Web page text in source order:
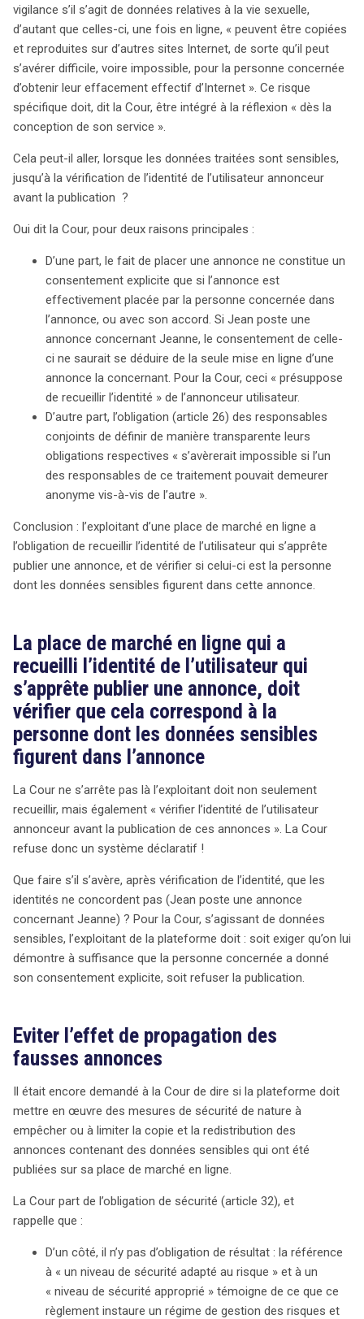
vigilance s’il s’agit de données relatives à la vie sexuelle,
d’autant que celles-ci, une fois en ligne, « peuvent être copiées
et reproduites sur d’autres sites Internet, de sorte qu’il peut
s’avérer difficile, voire impossible, pour la personne concernée
d’obtenir leur effacement effectif d’Internet ». Ce risque
spécifique doit, dit la Cour, être intégré à la réflexion « dès la
conception de son service ».
Cela peut-il aller, lorsque les données traitées sont sensibles,
jusqu’à la vérification de l’identité de l’utilisateur annonceur
avant la publication ?
Oui dit la Cour, pour deux raisons principales :
D’une part, le fait de placer une annonce ne constitue un
consentement explicite que si l’annonce est
effectivement placée par la personne concernée dans
l’annonce, ou avec son accord. Si Jean poste une
annonce concernant Jeanne, le consentement de celle-
ci ne saurait se déduire de la seule mise en ligne d’une
annonce la concernant. Pour la Cour, ceci « présuppose
de recueillir l’identité » de l’annonceur utilisateur.
D’autre part, l’obligation (article 26) des responsables
conjoints de définir de manière transparente leurs
obligations respectives « s’avèrerait impossible si l’un
des responsables de ce traitement pouvait demeurer
anonyme vis-à-vis de l’autre ».
Conclusion : l’exploitant d’une place de marché en ligne a
l’obligation de recueillir l’identité de l’utilisateur qui s’apprête
publier une annonce, et de vérifier si celui-ci est la personne
dont les données sensibles figurent dans cette annonce.
La place de marché en ligne qui a
recueilli l’identité de l’utilisateur qui
s’apprête publier une annonce, doit
vérifier que cela correspond à la
personne dont les données sensibles
figurent dans l’annonce
La Cour ne s’arrête pas là l’exploitant doit non seulement
recueillir, mais également « vérifier l’identité de l’utilisateur
annonceur avant la publication de ces annonces ». La Cour
refuse donc un système déclaratif !
Que faire s’il s’avère, après vérification de l’identité, que les
identités ne concordent pas (Jean poste une annonce
concernant Jeanne) ? Pour la Cour, s’agissant de données
sensibles, l’exploitant de la plateforme doit : soit exiger qu’on lui
démontre à suffisance que la personne concernée a donné
son consentement explicite, soit refuser la publication.
Eviter l’effet de propagation des
fausses annonces
Il était encore demandé à la Cour de dire si la plateforme doit
mettre en œuvre des mesures de sécurité de nature à
empêcher ou à limiter la copie et la redistribution des
annonces contenant des données sensibles qui ont été
publiées sur sa place de marché en ligne.
La Cour part de l’obligation de sécurité (article 32), et
rappelle que :
D’un côté, il n’y pas d’obligation de résultat : la référence
à « un niveau de sécurité adapté au risque » et à un
« niveau de sécurité approprié » témoigne de ce que ce
règlement instaure un régime de gestion des risques et